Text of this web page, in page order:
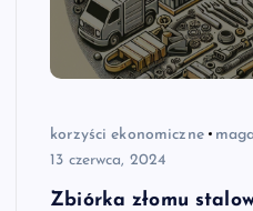
korzyści ekonomiczne
13 czerwca, 2024
Zbiórka złomu